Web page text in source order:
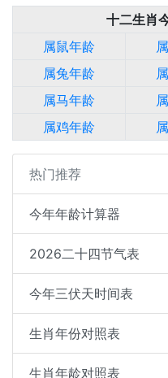
十二生肖
属鼠年龄
属兔年龄
属马年龄
属鸡年龄
热门推荐
今年年龄计算器
2026二十四节气表
今年三伏天时间表
生肖年份对照表
生肖年龄对照表